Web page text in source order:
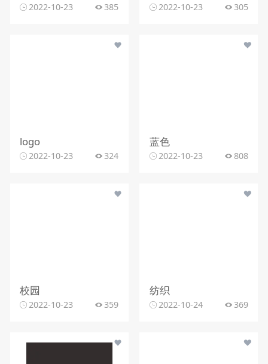
2022-10-23 385 2022-10-23 305
logo
2022-10-23 324
蓝色
2022-10-23 808
校园
2022-10-23 359
纺织
2022-10-24 369